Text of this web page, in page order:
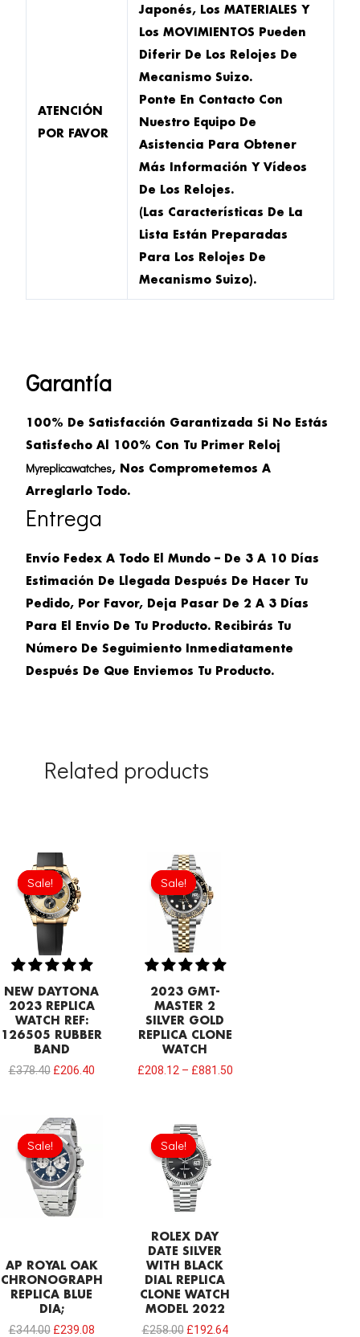
ATENCIÓN
POR FAVOR
Japonés, Los MATERIALES Y
Los MOVIMIENTOS Pueden
Diferir De Los Relojes De
Mecanismo Suizo.
Ponte En Contacto Con
Nuestro Equipo De
Asistencia Para Obtener
Más Información Y Vídeos
De Los Relojes.
(Las Características De La
Lista Están Preparadas
Para Los Relojes De
Mecanismo Suizo).
Garantía
100% De Satisfacción Garantizada Si No Estás
Satisfecho Al 100% Con Tu Primer Reloj
Myreplicawatches, Nos Comprometemos A
Arreglarlo Todo.
Entrega
Envío Fedex A Todo El Mundo – De 3 A 10 Días
Estimación De Llegada Después De Hacer Tu
Pedido, Por Favor, Deja Pasar De 2 A 3 Días
Para El Envío De Tu Producto. Recibirás Tu
Número De Seguimiento Inmediatamente
Después De Que Enviemos Tu Producto.
Related products
Sale!
Sale!
NEW DAYTONA
2023 REPLICA
WATCH REF:
126505 RUBBER
BAND
£378.40
Original
price
was:
£378.40.
£206.40
Sale!
Sale!
2023 GMT-
MASTER 2
SILVER GOLD
REPLICA CLONE
WATCH
£208.12– £881.50
Sale!
Sale!
AP ROYAL OAK
CHRONOGRAPH
REPLICA BLUE
DIA;
£344.00
Original
price
was:
£344.00.
£239.08
Sale!
Sale!
ROLEX DAY
DATE SILVER
WITH BLACK
DIAL REPLICA
CLONE WATCH
MODEL 2022
£258.00
Original
price
was:
£258.00.
£192.64